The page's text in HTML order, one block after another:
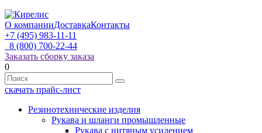
О компанииДоставкаКонтакты
+7 (495) 983-11-11
8 (800) 700-22-44
Заказать сборку заказа
0
скачать прайс-лист
Резинотехнические изделия
Рукава и шланги промышленные
Рукава с нитяным усилением